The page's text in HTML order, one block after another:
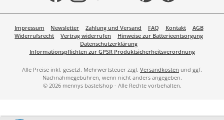
Impressum Newsletter Zahlung und Versand FAQ Kontakt
AGB
Widerrufsrecht
Vertrag widerrufen
Hinweise zur Batterieentsorgung
Datenschutzerklärung
Informationspflichten zur GPSR Produktsicherheitsverordnung
Alle Preise inkl. gesetzl. Mehrwertsteuer zzgl. Versandkosten und ggf.
Nachnahmegebühren, wenn nicht anders angegeben.
© 2026 mennys bastelshop - Alle Rechte vorbehalten.